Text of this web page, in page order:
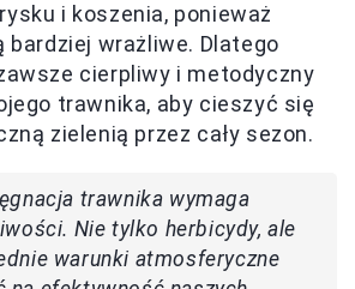
i koszenia, ponieważ
bardziej wrażliwe. Dlatego
cierpliwy i metodyczny
trawnika, aby cieszyć się
zielenią przez cały sezon.
trawnika wymaga
Nie tylko herbicydy, ale
warunki atmosferyczne